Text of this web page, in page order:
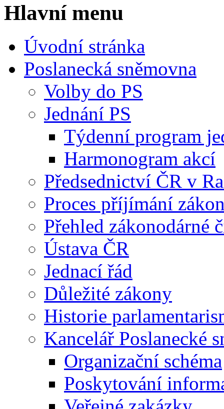
Hlavní menu
Úvodní stránka
Poslanecká sněmovna
Volby do PS
Jednání PS
Týdenní program
Harmonogram akcí
Předsednictví ČR v
Proces příjímání
Přehled zákonodárné
Ústava ČR
Jednací řád
Důležité zákony
Historie
Kancelář Poslanecké
Organizační schéma
Poskytování